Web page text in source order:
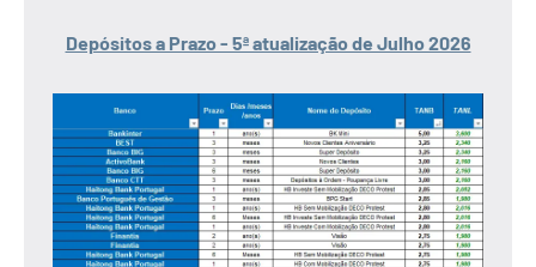
Depósitos a Prazo - 5ª atualização de Julho 2026